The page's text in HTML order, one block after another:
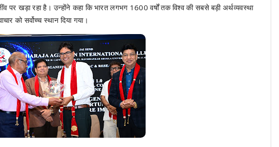
नींव पर खड़ा रहा है। उन्होंने कहा कि भारत लगभग 1600 वर्षों तक विश्व की सबसे बड़ी अर्थव्यवस्था
को सर्वोच्च स्थान दिया गया।